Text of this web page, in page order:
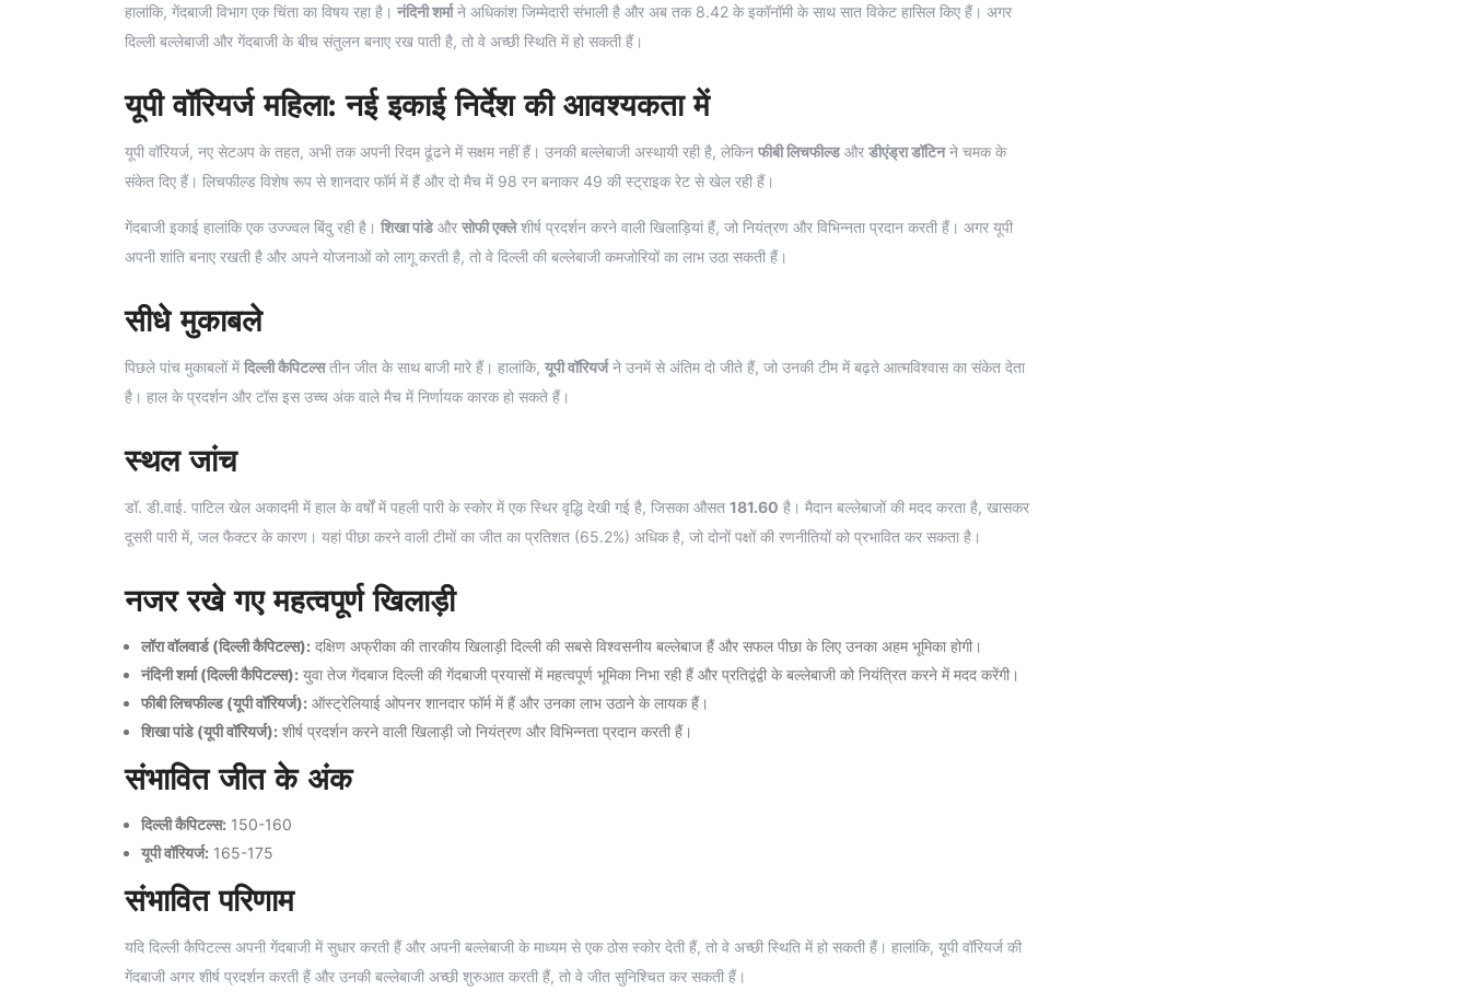
हालांकि, गेंदबाजी विभाग एक चिंता का विषय रहा है। नंदिनी शर्माने अधिकांश जिम्मेदारी संभाली है और अब तक 8.42 के इकॉनॉमी के साथ सात विकेट हासिल किए हैं। अगर
दिल्ली बल्लेबाजी और गेंदबाजी के बीच संतुलन बनाए रख पाती है, तो वे अच्छी स्थिति में हो सकती हैं।
यूपी वॉरियर्ज महिला: नई इकाई निर्देश की आवश्यकता में
यूपी वॉरियर्ज, नए सेटअप के तहत, अभी तक अपनी रिदम ढूंढने में सक्षम नहीं हैं। उनकी बल्लेबाजी अस्थायी रही है, लेकिन फीबी लिचफील्डऔर डीएंड्रा डॉटिनने चमक के
संकेत दिए हैं। लिचफील्ड विशेष रूप से शानदार फॉर्म में हैं और दो मैच में 98 रन बनाकर 49 की स्ट्राइक रेट से खेल रही हैं।
गेंदबाजी इकाई हालांकि एक उज्ज्वल बिंदु रही है। शिखा पांडेऔर सोफी एक्लेशीर्ष प्रदर्शन करने वाली खिलाड़ियां हैं, जो नियंत्रण और विभिन्नता प्रदान करती हैं। अगर यूपी
अपनी शांति बनाए रखती है और अपने योजनाओं को लागू करती है, तो वे दिल्ली की बल्लेबाजी कमजोरियों का लाभ उठा सकती हैं।
सीधे मुकाबले
पिछले पांच मुकाबलों मेंदिल्ली कैपिटल्सतीन जीत के साथ बाजी मारे हैं। हालांकि, यूपी वॉरियर्जने उनमें से अंतिम दो जीते हैं, जो उनकी टीम में बढ़ते आत्मविश्वास का संकेत देता
है। हाल के प्रदर्शन और टॉस इस उच्च अंक वाले मैच में निर्णायक कारक हो सकते हैं।
स्थल जांच
डॉ. डी.वाई. पाटिल खेल अकादमी में हाल के वर्षों में पहली पारी के स्कोर में एक स्थिर वृद्धि देखी गई है, जिसका औसत 181.60 है। मैदान बल्लेबाजों की मदद करता है, खासकर
दूसरी पारी में, जल फैक्टर के कारण। यहां पीछा करने वाली टीमों का जीत का प्रतिशत (65.2%) अधिक है, जो दोनों पक्षों की रणनीतियों को प्रभावित कर सकता है।
नजर रखे गए महत्वपूर्ण खिलाड़ी
लॉरा वॉलवार्ड (दिल्ली कैपिटल्स): दक्षिण अफ्रीका की तारकीय खिलाड़ी दिल्ली की सबसे विश्वसनीय बल्लेबाज हैं और सफल पीछा के लिए उनका अहम भूमिका होगी।
नंदिनी शर्मा (दिल्ली कैपिटल्स): युवा तेज गेंदबाज दिल्ली की गेंदबाजी प्रयासों में महत्वपूर्ण भूमिका निभा रही हैं और प्रतिद्वंद्वी के बल्लेबाजी को नियंत्रित करने में मदद करेंगी।
फीबी लिचफील्ड (यूपी वॉरियर्ज): ऑस्ट्रेलियाई ओपनर शानदार फॉर्म में हैं और उनका लाभ उठाने के लायक हैं।
शिखा पांडे (यूपी वॉरियर्ज): शीर्ष प्रदर्शन करने वाली खिलाड़ी जो नियंत्रण और विभिन्नता प्रदान करती हैं।
संभावित जीत के अंक
दिल्ली कैपिटल्स: 150-160
यूपी वॉरियर्ज: 165-175
संभावित परिणाम
यदि दिल्ली कैपिटल्स अपनी गेंदबाजी में सुधार करती हैं और अपनी बल्लेबाजी के माध्यम से एक ठोस स्कोर देती हैं, तो वे अच्छी स्थिति में हो सकती हैं। हालांकि, यूपी वॉरियर्ज की
गेंदबाजी अगर शीर्ष प्रदर्शन करती हैं और उनकी बल्लेबाजी अच्छी शुरुआत करती हैं, तो वे जीत सुनिश्चित कर सकती हैं।